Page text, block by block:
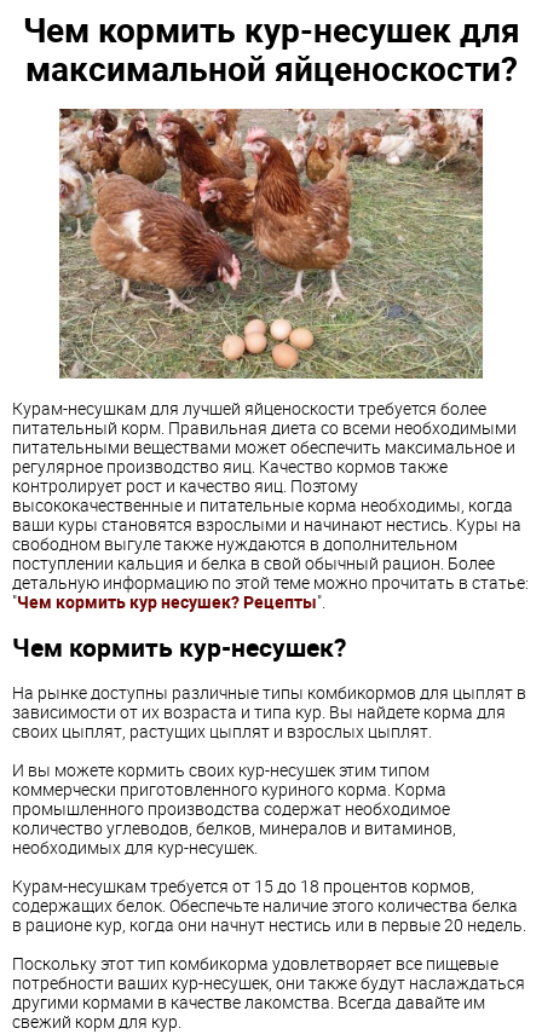
Чем кормить кур-несушек для
максимальной яйценоскости?
Курам-несушкам для лучшей яйценоскости требуется более
питательный корм. Правильная диета со всеми необходимыми
питательными веществами может обеспечить максимальное и
регулярное производство яиц. Качество кормов также
контролирует рост и качество яиц. Поэтому
высококачественные и питательные корма необходимы, когда
ваши куры становятся взрослыми и начинают нестись. Куры на
свободном выгуле также нуждаются в дополнительном
поступлении кальция и белка в свой обычный рацион. Более
детальную информацию по этой теме можно прочитать в статье:
"Чем кормить кур несушек? Рецепты".
Чем кормить кур-несушек?
На рынке доступны различные типы комбикормов для цыплят в
зависимости от их возраста и типа кур. Вы найдете корма для
своих цыплят, растущих цыплят и взрослых цыплят.
И вы можете кормить своих кур-несушек этим типом
коммерчески приготовленного куриного корма. Корма
промышленного производства содержат необходимое
количество углеводов, белков, минералов и витаминов,
необходимых для кур-несушек.
Курам-несушкам требуется от 15 до 18 процентов кормов,
содержащих белок. Обеспечьте наличие этого количества белка
в рационе кур, когда они начнут нестись или в первые 20 недель.
Поскольку этот тип комбикорма удовлетворяет все пищевые
потребности ваших кур-несушек, они также будут наслаждаться
другими кормами в качестве лакомства. Всегда давайте им
свежий корм для кур.